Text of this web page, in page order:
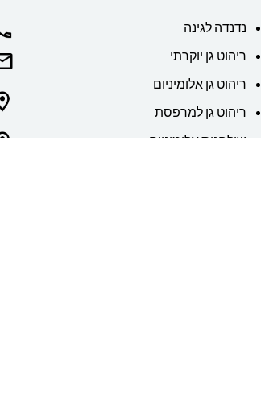
נדנדה לגינה
ריהוט גן יוקרתי
ריהוט גן אלומיניום
ריהוט גן למרפסת
שולחנות אלומיניום